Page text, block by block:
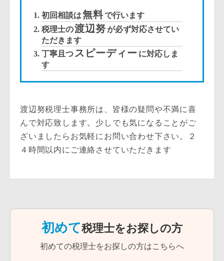
初回相談は無料で行います
税理士の渡辺努 が必ず対応させてい
ただきます
丁寧且つ スピーディー に対応しま
す
渡辺努税理士事務所は、皆様の疑問や不満に喜
んで対応致します。少しでも気になることがご
ざいましたらお気軽にお問い合わせ下さい。２
４時間以内にご連絡させていただきます
初めて税理士をお探しの方
初めての税理士をお探しの方はこちらへ